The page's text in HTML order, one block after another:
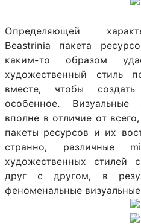
Определяющей
Beastrinia пакета
каким-то образом
художественный стиль
вместе, чтобы создать
особенное.
вполне в отличие от
пакеты ресурсов и их
странно, различные
художественных стилей
друг с другом, в
феноменальные